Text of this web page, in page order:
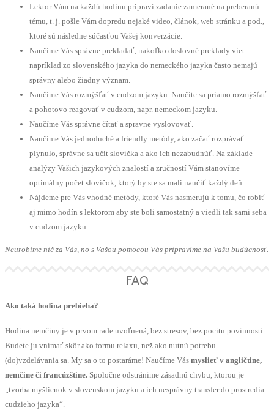
Lektor Vám na každú hodinu pripraví zadanie zamerané na preberanú
tému, t. j. pošle Vám dopredu nejaké video, článok, web stránku a pod.,
ktoré sú následne súčasťou Vašej konverzácie.
Naučíme Vás správne prekladať, nakoľko doslovné preklady viet
napríklad zo slovenského jazyka do nemeckého jazyka často nemajú
správny alebo žiadny význam.
Naučíme Vás rozmýšľať v cudzom jazyku. Naučíte sa priamo rozmýšľať
a pohotovo reagovať v cudzom, napr. nemeckom jazyku.
Naučíme Vás správne čítať a spravne vyslovovať.
Naučíme Vás jednoduché a friendly metódy, ako začať rozprávať
plynulo, správne sa učit slovíčka a ako ich nezabudnúť. Na základe
analýzy Vašich jazykových znalostí a zručností Vám stanovíme
optimálny počet slovíčok, ktorý by ste sa mali naučiť každý deň.
Nájdeme pre Vás vhodné metódy, ktoré Vás nasmerujú k tomu, čo robiť
aj mimo hodín s lektorom aby ste boli samostatný a viedli tak sami seba
v cudzom jazyku.
Neurobíme nič za Vás, no s Vašou pomocou Vás pripravíme na Vašu budúcnosť.
FAQ
Ako taká hodina prebieha?
Hodina nemčiny je v prvom rade uvoľnená, bez stresov, bez pocitu povinnosti.
Budete ju vnímať skôr ako formu relaxu, než ako nutnú potrebu
(do)vzdelávania sa. My sa o to postaráme! Naučíme Vás myslieť v angličtine,
nemčine či francúzštine. Spoločne odstránime zásadnú chybu, ktorou je
„tvorba myšlienok v slovenskom jazyku a ich nesprávny transfer do prostredia
cudzieho jazyka“.